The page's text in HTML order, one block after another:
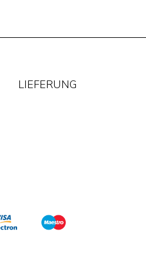
LIEFERUNG